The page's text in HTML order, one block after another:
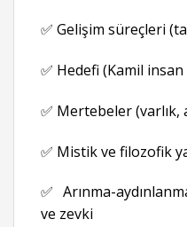
✅ Gelişim süreçleri
✅ Hedefi (Kamil
✅ Mertebeler (varlık,
✅ Mistik ve filozofik
✅ Arınma-
ve zevki